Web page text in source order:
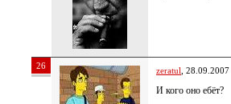
26 zeratul ,
И кого оно ебёт?